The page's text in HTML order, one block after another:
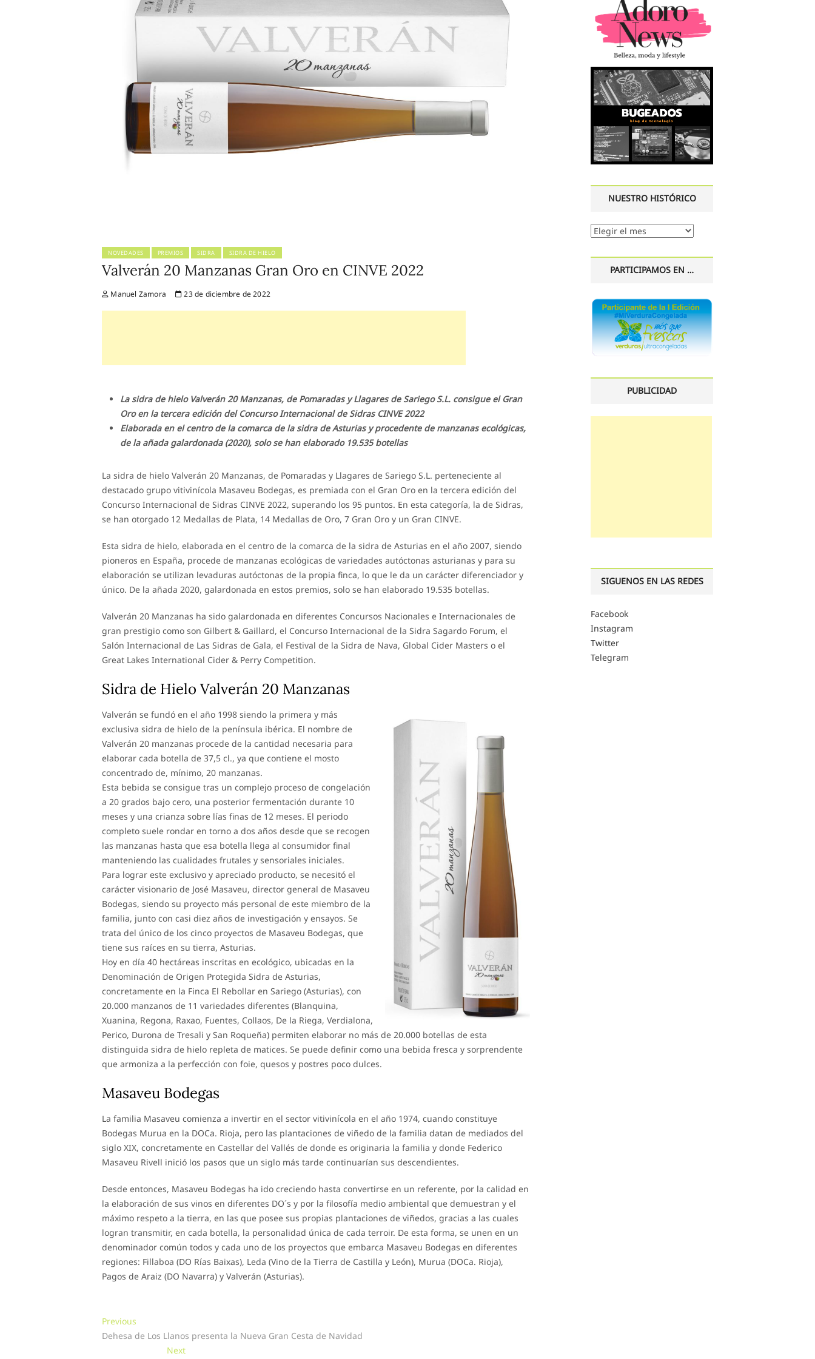
NOVEDADES PREMIOS SIDRA SIDRA DE HIELO
Valverán 20 Manzanas Gran Oro en CINVE 2022
Manuel Zamora 23 de diciembre de 2022
La sidra de hielo Valverán 20 Manzanas, de Pomaradas y Llagares de Sariego S.L. consigue el Gran
Oro en la tercera edición del Concurso Internacional de Sidras CINVE 2022
Elaborada en el centro de la comarca de la sidra de Asturias y procedente de manzanas ecológicas,
de la añada galardonada (2020), solo se han elaborado 19.535 botellas
La sidra de hielo Valverán 20 Manzanas, de Pomaradas y Llagares de Sariego S.L. perteneciente al
destacado grupo vitivinícola Masaveu Bodegas, es premiada con el Gran Oro en la tercera edición del
Concurso Internacional de Sidras CINVE 2022, superando los 95 puntos. En esta categoría, la de Sidras,
se han otorgado 12 Medallas de Plata, 14 Medallas de Oro, 7 Gran Oro y un Gran CINVE.
Esta sidra de hielo, elaborada en el centro de la comarca de la sidra de Asturias en el año 2007, siendo
pioneros en España, procede de manzanas ecológicas de variedades autóctonas asturianas y para su
elaboración se utilizan levaduras autóctonas de la propia finca, lo que le da un carácter diferenciador y
único. De la añada 2020, galardonada en estos premios, solo se han elaborado 19.535 botellas.
Valverán 20 Manzanas ha sido galardonada en diferentes Concursos Nacionales e Internacionales de
gran prestigio como son Gilbert & Gaillard, el Concurso Internacional de la Sidra Sagardo Forum, el
Salón Internacional de Las Sidras de Gala, el Festival de la Sidra de Nava, Global Cider Masters o el
Great Lakes International Cider & Perry Competition.
Sidra de Hielo Valverán 20 Manzanas
Valverán se fundó en el año 1998 siendo la primera y más
exclusiva sidra de hielo de la península ibérica. El nombre de
Valverán 20 manzanas procede de la cantidad necesaria para
elaborar cada botella de 37,5 cl., ya que contiene el mosto
concentrado de, mínimo, 20 manzanas.
Esta bebida se consigue tras un complejo proceso de congelación
a 20 grados bajo cero, una posterior fermentación durante 10
meses y una crianza sobre lías finas de 12 meses. El periodo
completo suele rondar en torno a dos años desde que se recogen
las manzanas hasta que esa botella llega al consumidor final
manteniendo las cualidades frutales y sensoriales iniciales.
Para lograr este exclusivo y apreciado producto, se necesitó el
carácter visionario de José Masaveu, director general de Masaveu
Bodegas, siendo su proyecto más personal de este miembro de la
familia, junto con casi diez años de investigación y ensayos. Se
trata del único de los cinco proyectos de Masaveu Bodegas, que
tiene sus raíces en su tierra, Asturias.
Hoy en día 40 hectáreas inscritas en ecológico, ubicadas en la
Denominación de Origen Protegida Sidra de Asturias,
concretamente en la Finca El Rebollar en Sariego (Asturias), con
20.000 manzanos de 11 variedades diferentes (Blanquina,
Xuanina, Regona, Raxao, Fuentes, Collaos, De la Riega, Verdialona,
Perico, Durona de Tresali y San Roqueña) permiten elaborar no más de 20.000 botellas de esta
distinguida sidra de hielo repleta de matices. Se puede definir como una bebida fresca y sorprendente
que armoniza a la perfección con foie, quesos y postres poco dulces.
Masaveu Bodegas
La familia Masaveu comienza a invertir en el sector vitivinícola en el año 1974, cuando constituye
Bodegas Murua en la DOCa. Rioja, pero las plantaciones de viñedo de la familia datan de mediados del
siglo XIX, concretamente en Castellar del Vallés de donde es originaria la familia y donde Federico
Masaveu Rivell inició los pasos que un siglo más tarde continuarían sus descendientes.
Desde entonces, Masaveu Bodegas ha ido creciendo hasta convertirse en un referente, por la calidad en
la elaboración de sus vinos en diferentes DO´s y por la filosofía medio ambiental que demuestran y el
máximo respeto a la tierra, en las que posee sus propias plantaciones de viñedos, gracias a las cuales
logran transmitir, en cada botella, la personalidad única de cada terroir. De esta forma, se unen en un
denominador común todos y cada uno de los proyectos que embarca Masaveu Bodegas en diferentes
regiones: Fillaboa (DO Rías Baixas), Leda (Vino de la Tierra de Castilla y León), Murua (DOCa. Rioja),
Pagos de Araiz (DO Navarra) y Valverán (Asturias).
Navegación
de
Previous
post:
Dehesa de Los Llanos presenta la Nueva Gran Cesta de Navidad
NextNext
NUESTRO HISTÓRICO
Nuestro
PARTICIPAMOS EN …
PUBLICIDAD
SIGUENOS EN LAS REDES
Facebook
Instagram
Twitter
Telegram